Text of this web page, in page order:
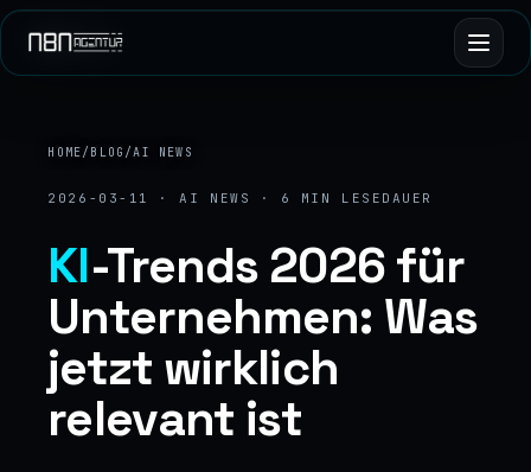
HOME/ BLOG /AI NEWS
2026-03-11 · AI NEWS · 6 MIN LESEDAUER
KI-Trends 2026 für
Unternehmen: Was
jetzt wirklich
relevant ist